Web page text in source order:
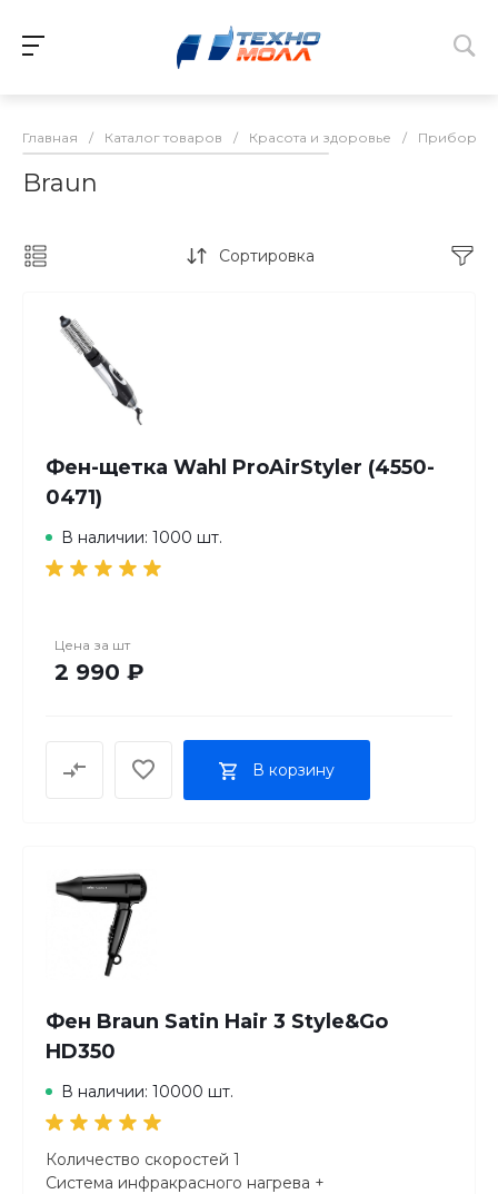
Главная / Каталог товаров / Красота и здоровье / Приборы
Braun
Сортировка
Фен-щетка Wahl ProAirStyler (4550-
0471)
В наличии: 1000 шт.
Цена за шт
2 990 ₽
В корзину
Фен Braun Satin Hair 3 Style&Go
HD350
В наличии: 10000 шт.
Количество скоростей 1
Система инфракрасного нагрева +